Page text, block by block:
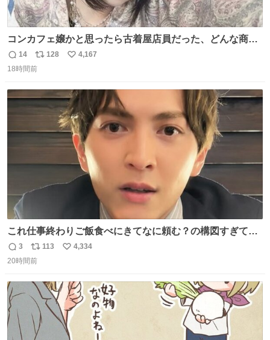
コンカフェ嬢かと思ったら古着屋店員だった、どんな商
売？
返
信
14
リ
ポ
ト
128
い
数
4,167
18時間前
これ仕事終わりご飯食べにきてなに頼む？の構図すぎて…
😭
返
信
3
リ
ポ
ト
数
113
い
数
4,334
20時間前